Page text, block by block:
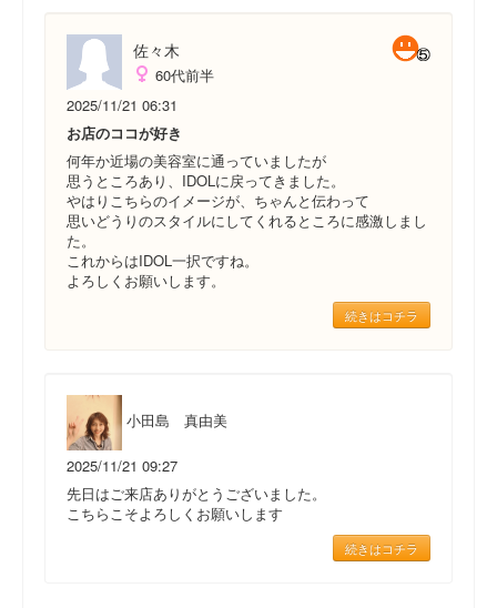
佐々木
60代前半
2025/11/21 06:31
お店のココが好き
何年か近場の美容室に通っていましたが
思うところあり、IDOLに戻ってきました。
やはりこちらのイメージが、ちゃんと伝わって
思いどうりのスタイルにしてくれるところに感激しまし
た。
これからはIDOL一択ですね。
よろしくお願いします。
続きはコチラ
小田島 真由美
2025/11/21 09:27
先日はご来店ありがとうございました。
こちらこそよろしくお願いします
続きはコチラ